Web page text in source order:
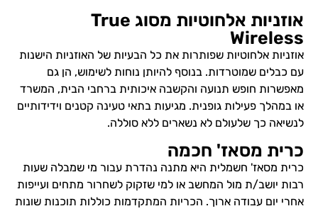
אוזניות אלחוטיות מסוג True
Wireless
אוזניות אלחוטיות שפותרות את כל הבעיות של האוזניות הישנות
עם כבלים שמוטרדות. בנוסף להיותן נוחות לשימוש, הן גם
מאפשרות חופש תנועה והקשבה איכותית ברחבי הבית, המשרד
או במהלך פעילות גופנית. מגיעות בתאי טעינה קטנים וידידותיים
לנשיאה כך שלעולם לא נשארים ללא סוללה.
כרית מסאז' חכמה
כרית מסאז' חשמלית היא מתנה נהדרת עבור מי שמבלה שעות
רבות יושב/ת מול המחשב או למי שזקוק לשחרור מתחים ועייפות
אחרי יום עבודה ארוך. הכריות המתקדמות כוללות תוכנות שונות